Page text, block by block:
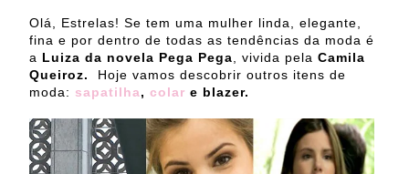
Olá, Estrelas! Se tem uma mulher linda, elegante,
fina e por dentro de todas as tendências da moda é
a Luiza da novela Pega Pega , vivida pela Camila
Queiroz. Hoje vamos descobrir outros itens de
moda: sapatilha, colar e blazer.